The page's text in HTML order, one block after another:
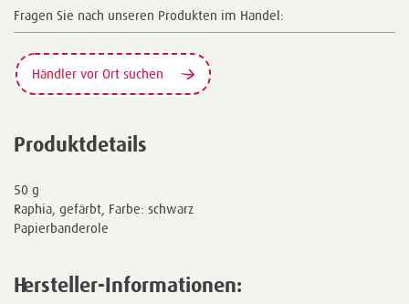
Fragen Sie nach unseren Produkten im Handel:
Händler vor Ort suchen
Produktdetails
50 g
Raphia, gefärbt, Farbe: schwarz
Papierbanderole
Hersteller-Informationen: